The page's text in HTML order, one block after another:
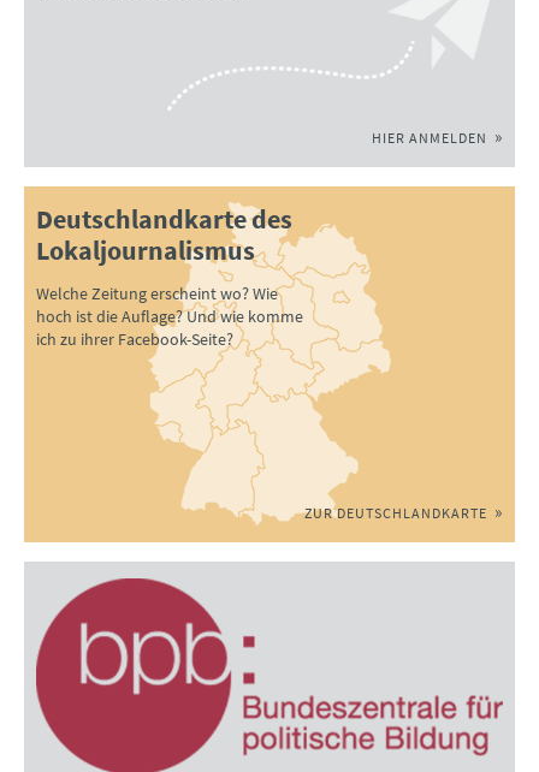
HIER ANMELDEN
Deutschlandkarte des
Lokaljournalismus
Welche Zeitung erscheint wo? Wie
hoch ist die Auflage? Und wie komme
ich zu ihrer Facebook-Seite?
ZUR DEUTSCHLANDKARTE